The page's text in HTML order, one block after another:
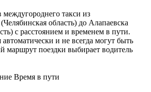
такси из
область) до Алапаевска
с расстоянием и временем в пути.
и не всегда могут быть
маршрут поездки выбирает водитель
Время в пути